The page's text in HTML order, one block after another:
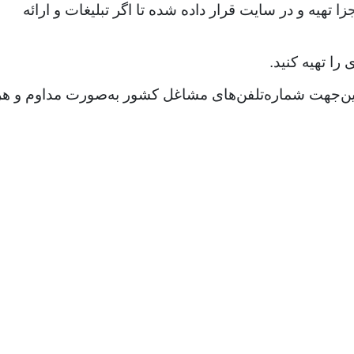
و در سایت قرار داده شده تا اگر تبلیغات و ارائه
تهیه کنید.
ازاین‌جهت شماره‌تلفن‌های مشاغل کشور به‌صورت مداوم و